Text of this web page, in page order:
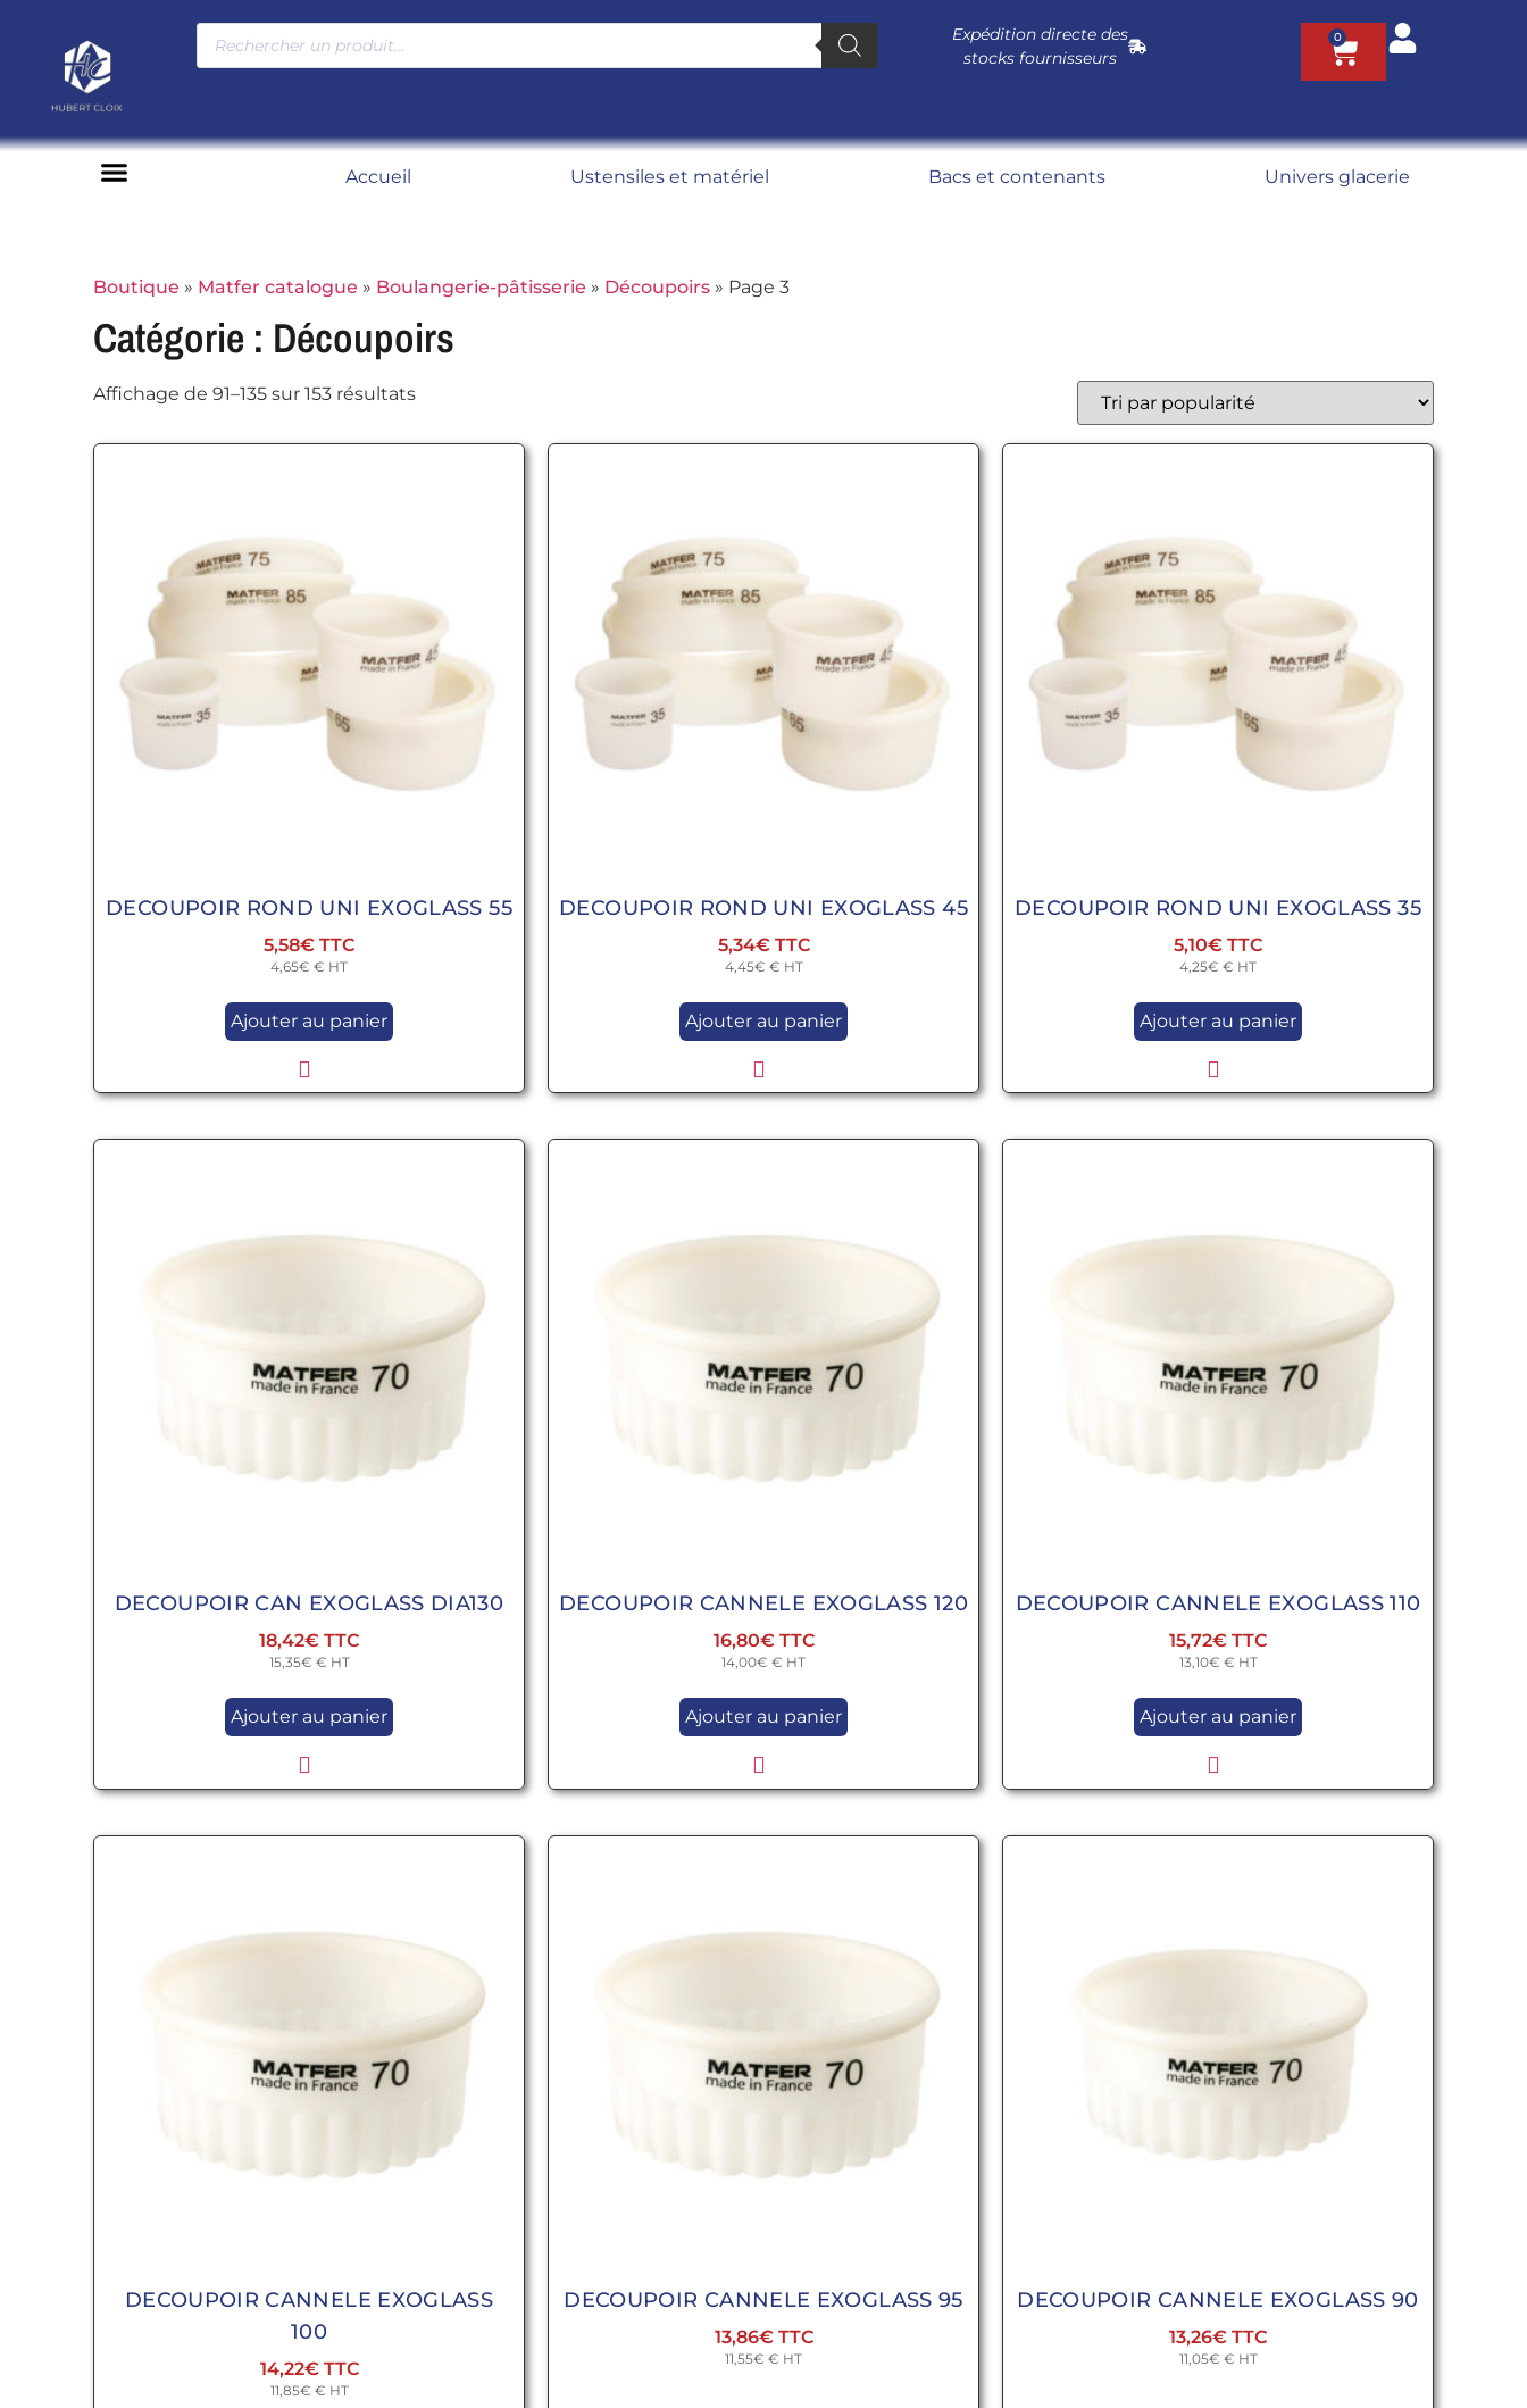
Expédition directe des
stocks fournisseurs
0
Accueil Ustensiles et matériel Bacs et contenants Univers glacerie
Boutique » Matfer catalogue » Boulangerie-pâtisserie » Découpoirs » Page 3
Catégorie : Découpoirs
Affichage de 91–135 sur 153 résultats
DECOUPOIR ROND UNI EXOGLASS 55
5,58€
4,65€ € HT
Ajouter au panier
DECOUPOIR ROND UNI EXOGLASS 45
5,34€
4,45€ € HT
Ajouter au panier
DECOUPOIR ROND UNI EXOGLASS 35
5,10€
4,25€ € HT
Ajouter au panier
DECOUPOIR CAN EXOGLASS DIA130
18,42€
15,35€ € HT
Ajouter au panier
DECOUPOIR CANNELE EXOGLASS 120
16,80€
14,00€ € HT
Ajouter au panier
DECOUPOIR CANNELE EXOGLASS 110
15,72€
13,10€ € HT
Ajouter au panier
DECOUPOIR CANNELE EXOGLASS
100
14,22€
11,85€ € HT
DECOUPOIR CANNELE EXOGLASS 95
13,86€
11,55€ € HT
DECOUPOIR CANNELE EXOGLASS 90
13,26€
11,05€ € HT